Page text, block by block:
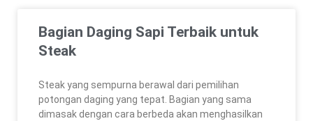
Bagian Daging Sapi Terbaik untuk
Steak
Steak yang sempurna berawal dari pemilihan
potongan daging yang tepat. Bagian yang sama
dimasak dengan cara berbeda akan menghasilkan